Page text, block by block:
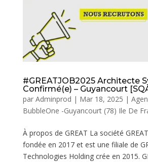
#GREATJOB2025 Architecte
Confirmé(e) – Guyancourt
par Adminprod | Mar 18, 2025 |
BubbleOne -Guyancourt (78) Ile De
À propos de GREAT La société
fondée en 2017 et est une filiale de
Technologies Holding crée en 2015.